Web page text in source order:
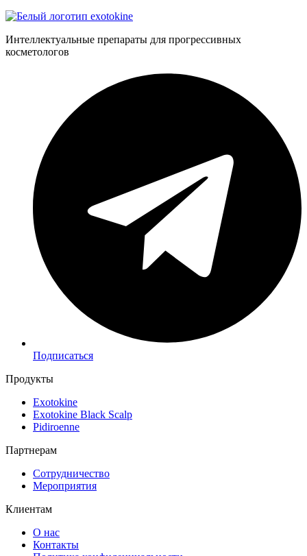
Интеллектуальные препараты для прогрессивных
косметологов
Подписаться
Продукты
Exotokine
Exotokine Black Scalp
Pidiroenne
Партнерам
Сотрудничество
Мероприятия
Клиентам
О нас
Контакты